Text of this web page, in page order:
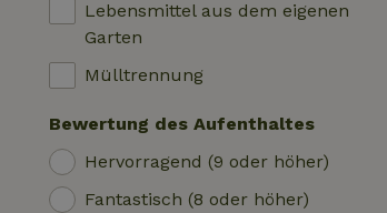
Schwimmbecken (privat)
Boot
Baumhaus
Wikkelhaus
Lebensmittel aus dem eigenen
Garten
Mülltrennung
Bewertung des Aufenthaltes
Hervorragend (9 oder höher)
Fantastisch (8 oder höher)